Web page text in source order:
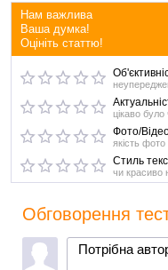
Нам важлива
Ваша думка!
Оцініть статтю!
цікаво було
Фото/
якість фото
Стиль
чи красиво
Обговорення
Потрібна